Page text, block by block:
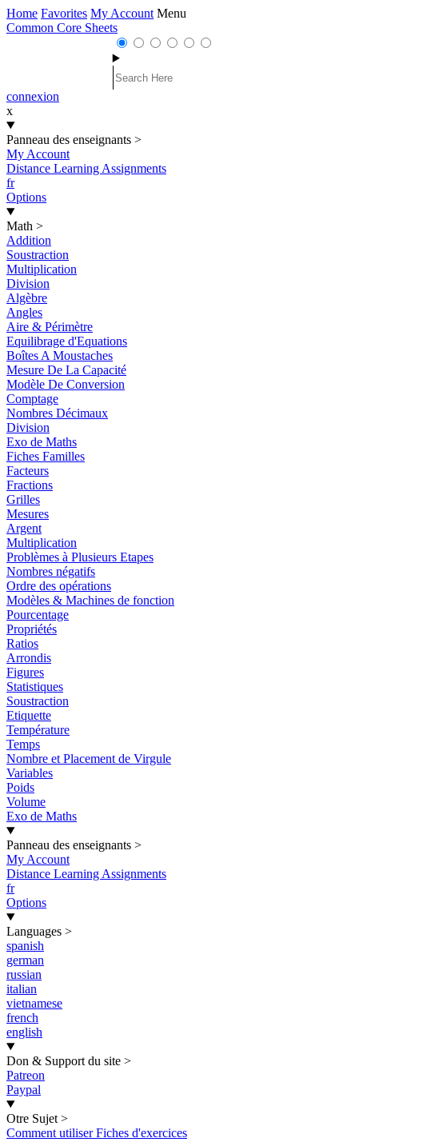
Home Favorites My Account Menu
Common Core Sheets
connexion
x
Panneau des enseignants >
My Account
Distance Learning Assignments
fr
Options
Math >
Addition
Soustraction
Multiplication
Division
Algèbre
Angles
Aire & Périmètre
Equilibrage d'Equations
Boîtes A Moustaches
Mesure De La Capacité
Modèle De Conversion
Comptage
Nombres Décimaux
Division
Exo de Maths
Fiches Familles
Facteurs
Fractions
Grilles
Mesures
Argent
Multiplication
Problèmes à Plusieurs Etapes
Nombres négatifs
Ordre des opérations
Modèles & Machines de fonction
Pourcentage
Propriétés
Ratios
Arrondis
Figures
Statistiques
Soustraction
Etiquette
Température
Temps
Nombre et Placement de Virgule
Variables
Poids
Volume
Exo de Maths
Panneau des enseignants >
My Account
Distance Learning Assignments
fr
Options
Languages >
spanish
german
russian
italian
vietnamese
french
english
Don & Support du site >
Patreon
Paypal
Otre Sujet >
Comment utiliser Fiches d'exercices